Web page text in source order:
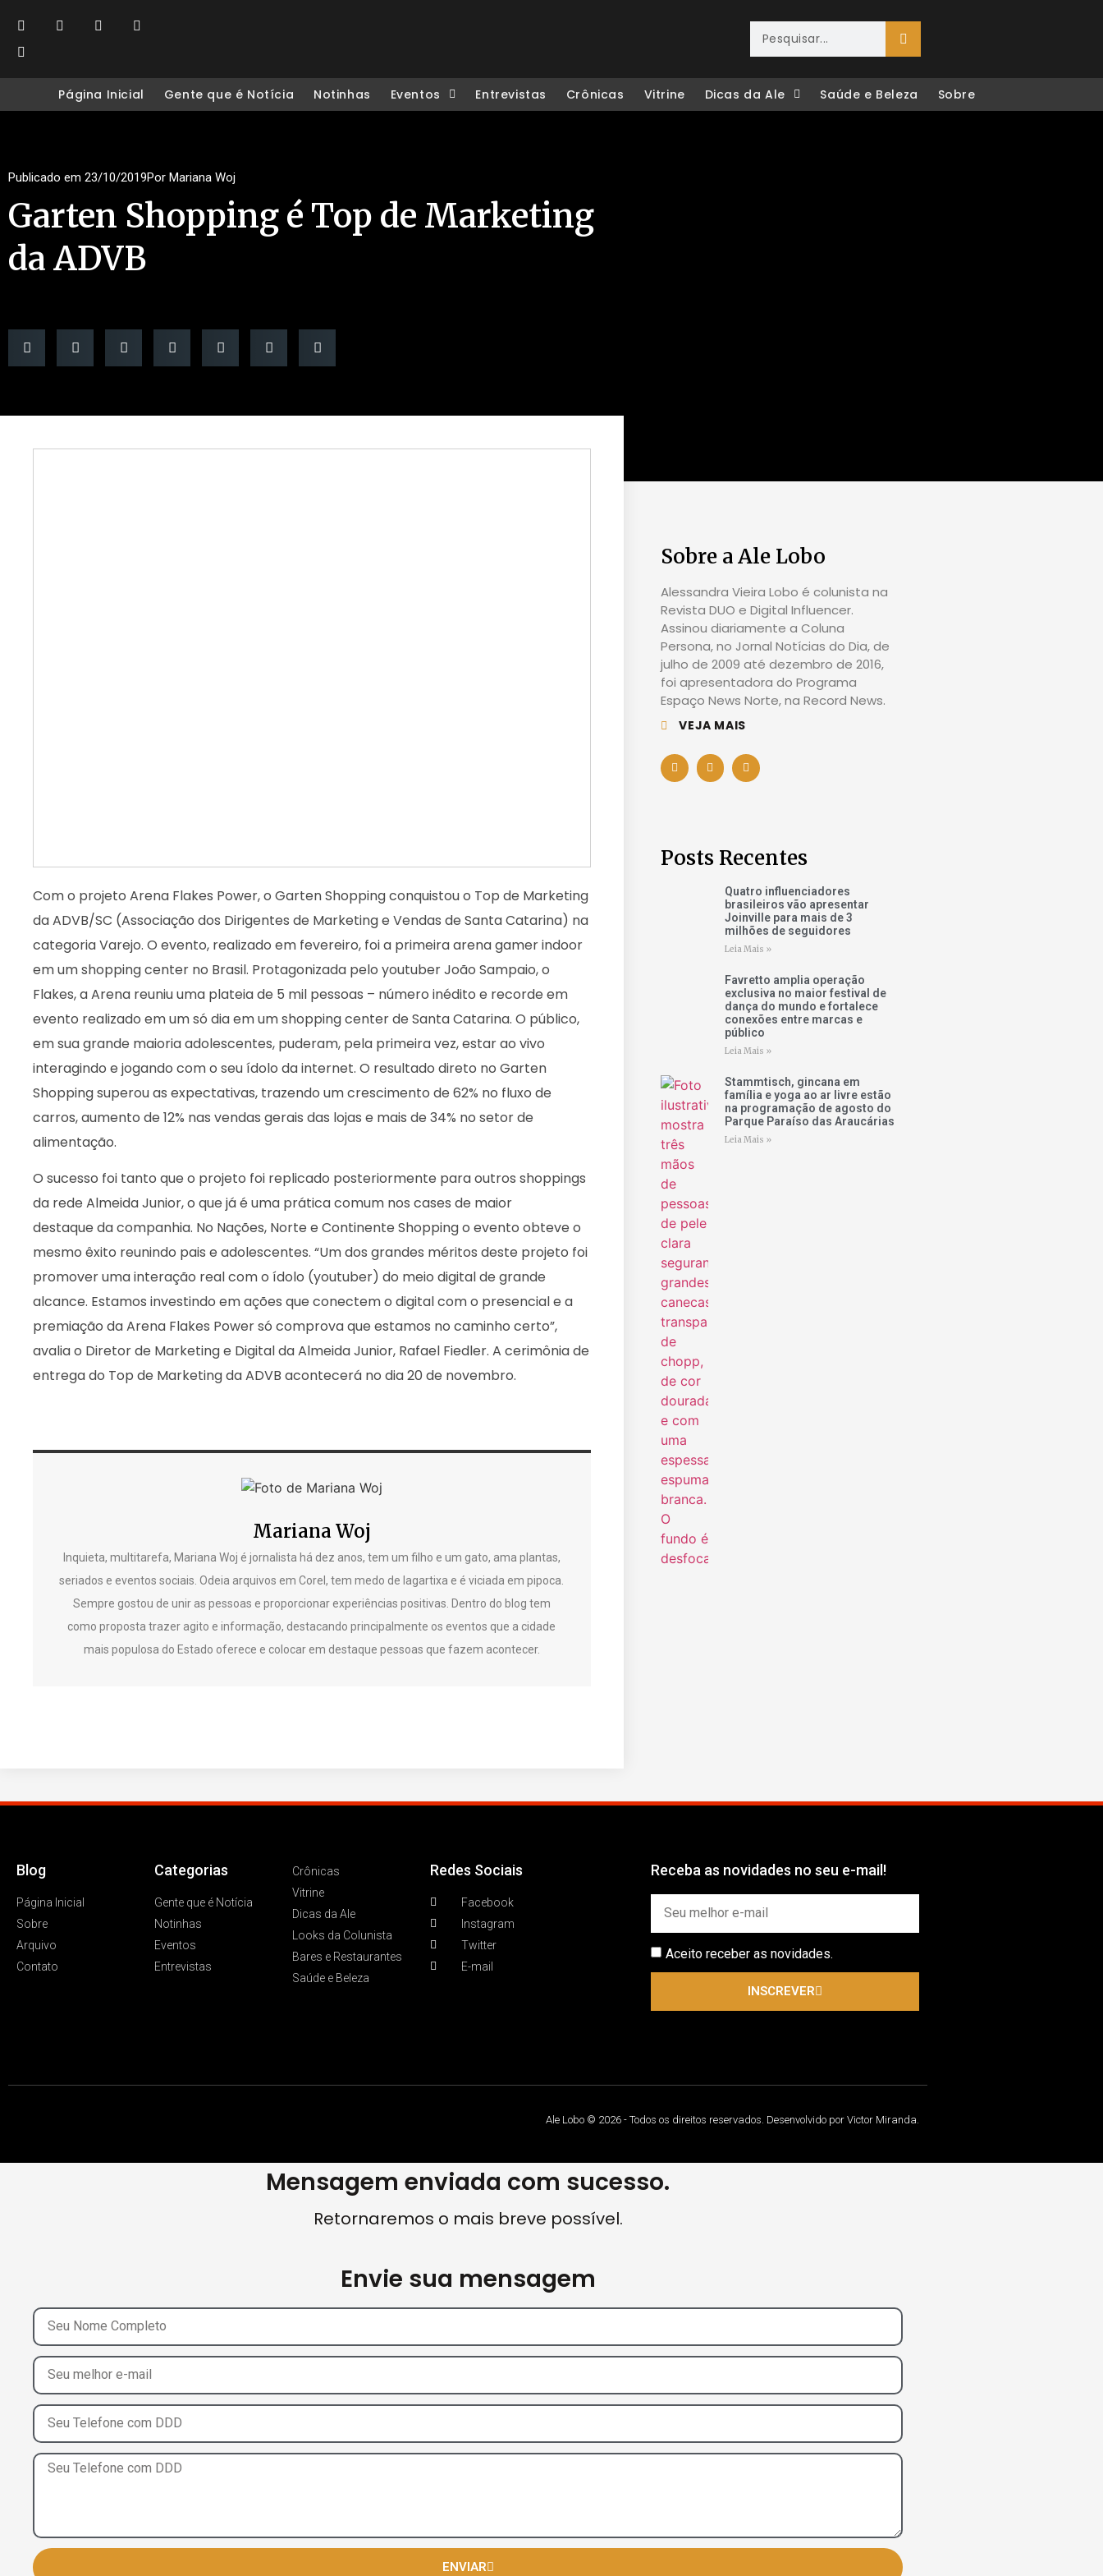
Página Inicial Gente que é Notícia Notinhas Eventos Entrevistas Crônicas Vitrine Dicas da Ale Saúde e Beleza Sobre
Publicado em 23/10/2019Por Mariana Woj
Garten Shopping é Top de Marketing
da ADVB
Com o projeto Arena Flakes Power, o Garten Shopping conquistou o Top de Marketing
da ADVB/SC (Associação dos Dirigentes de Marketing e Vendas de Santa Catarina) na
categoria Varejo. O evento, realizado em fevereiro, foi a primeira arena gamer indoor
em um shopping center no Brasil. Protagonizada pelo youtuber João Sampaio, o
Flakes, a Arena reuniu uma plateia de 5 mil pessoas – número inédito e recorde em
evento realizado em um só dia em um shopping center de Santa Catarina. O público,
em sua grande maioria adolescentes, puderam, pela primeira vez, estar ao vivo
interagindo e jogando com o seu ídolo da internet. O resultado direto no Garten
Shopping superou as expectativas, trazendo um crescimento de 62% no fluxo de
carros, aumento de 12% nas vendas gerais das lojas e mais de 34% no setor de
alimentação.
O sucesso foi tanto que o projeto foi replicado posteriormente para outros shoppings
da rede Almeida Junior, o que já é uma prática comum nos cases de maior
destaque da companhia. No Nações, Norte e Continente Shopping o evento obteve o
mesmo êxito reunindo pais e adolescentes. “Um dos grandes méritos deste projeto foi
promover uma interação real com o ídolo (youtuber) do meio digital de grande
alcance. Estamos investindo em ações que conectem o digital com o presencial e a
premiação da Arena Flakes Power só comprova que estamos no caminho certo”,
avalia o Diretor de Marketing e Digital da Almeida Junior, Rafael Fiedler. A cerimônia de
entrega do Top de Marketing da ADVB acontecerá no dia 20 de novembro.
Mariana Woj
Inquieta, multitarefa, Mariana Woj é jornalista há dez anos, tem um filho e um gato, ama plantas,
seriados e eventos sociais. Odeia arquivos em Corel, tem medo de lagartixa e é viciada em pipoca.
Sempre gostou de unir as pessoas e proporcionar experiências positivas. Dentro do blog tem
como proposta trazer agito e informação, destacando principalmente os eventos que a cidade
mais populosa do Estado oferece e colocar em destaque pessoas que fazem acontecer.
Sobre a Ale Lobo
Alessandra Vieira Lobo é colunista na
Revista DUO e Digital Influencer.
Assinou diariamente a Coluna
Persona, no Jornal Notícias do Dia, de
julho de 2009 até dezembro de 2016,
foi apresentadora do Programa
Espaço News Norte, na Record News.
VEJA MAIS
Posts Recentes
Quatro influenciadores
brasileiros vão apresentar
Joinville para mais de 3
milhões de seguidores
Leia Mais »
Favretto amplia operação
exclusiva no maior festival de
dança do mundo e fortalece
conexões entre marcas e
público
Leia Mais »
Stammtisch, gincana em
família e yoga ao ar livre estão
na programação de agosto do
Parque Paraíso das Araucárias
Leia Mais »
Blog
Página Inicial
Sobre
Arquivo
Contato
Categorias
Gente que é Notícia
Notinhas
Eventos
Entrevistas
Crônicas
Vitrine
Dicas da Ale
Looks da Colunista
Bares e Restaurantes
Saúde e Beleza
Redes Sociais
Facebook
Instagram
Twitter
E-mail
Receba as novidades no seu e-mail!
Aceito receber as novidades.
INSCREVER
Ale Lobo © 2026 - Todos os direitos reservados. Desenvolvido por Victor Miranda.
Mensagem enviada com sucesso.
Retornaremos o mais breve possível.
Envie sua mensagem
ENVIAR